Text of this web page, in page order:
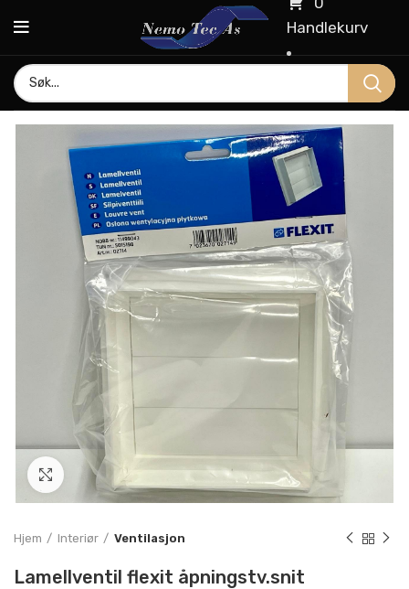
Handlekurv
Click to enlarge
Hjem Interiør Ventilasjon
Lamellventil flexit åpningstv.snit